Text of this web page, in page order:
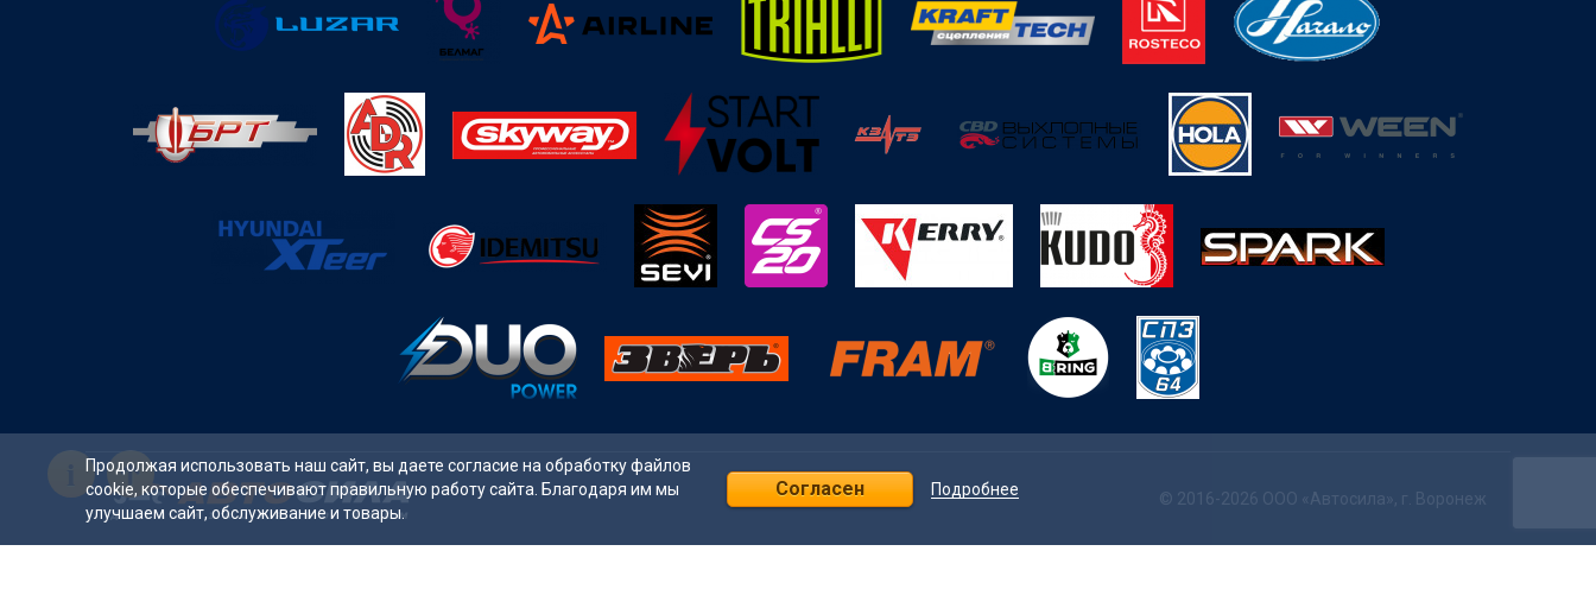
© 2016-2026 ООО «Автосила», г. Воронеж
Продолжая использовать наш сайт, вы даете согласие на обработку файлов
cookie, которые обеспечивают правильную работу сайта. Благодаря им мы
улучшаем сайт, обслуживание и товары.
Согласен Подробнее